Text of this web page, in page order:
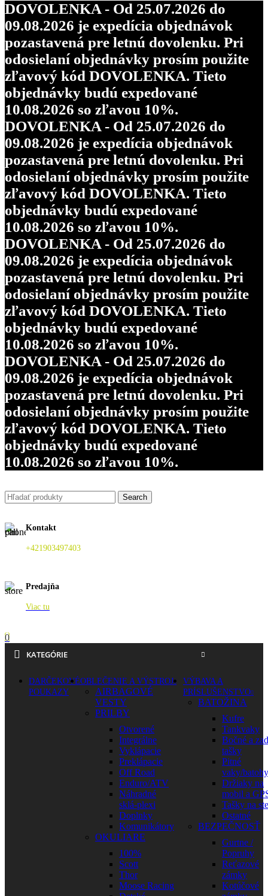
DOVOLENKA - Od 25.07.2026 do
09.08.2026 je expedícia objednávok
pozastavená pre letnú dovolenku. Pri
odosielaní objednávky prosím použite
zľavový kód DOVOLENKA. Tieto
objednávky budú expedované
10.08.2026 so zľavou 10%.
DOVOLENKA - Od 25.07.2026 do
09.08.2026 je expedícia objednávok
pozastavená pre letnú dovolenku. Pri
odosielaní objednávky prosím použite
zľavový kód DOVOLENKA. Tieto
objednávky budú expedované
10.08.2026 so zľavou 10%.
DOVOLENKA - Od 25.07.2026 do
09.08.2026 je expedícia objednávok
pozastavená pre letnú dovolenku. Pri
odosielaní objednávky prosím použite
zľavový kód DOVOLENKA. Tieto
objednávky budú expedované
10.08.2026 so zľavou 10%.
DOVOLENKA - Od 25.07.2026 do
09.08.2026 je expedícia objednávok
pozastavená pre letnú dovolenku. Pri
odosielaní objednávky prosím použite
zľavový kód DOVOLENKA. Tieto
objednávky budú expedované
10.08.2026 so zľavou 10%.
Search
Kontakt
+421903497403
Predajňa
Viac tu
0
KATEGÓRIE
DARČEKOVÉ
POUKAZY
OBLEČENIE A VÝSTROJ
AIRBAGOVÉ
VESTY
PRILBY
Otvorené
Integrálne
Vyklápacie
Preklápacie
Off Road
Enduro/ATV
Náhradné
sklá-plexi
Doplnky
Komunikátory
OKULIARE
100%
Scott
Thor
Moose Racing
VÝBAVA A
PRÍSLUŠENSTVO
BATOŽINA
Kufre
Tankvaky
Bočné a
tašky
Pitné
vaky/batohy
Držiaky na
mobil a
Tašky na
Ostatné
BEZPEČNOSŤ
Gurtne /
Popruhy
Reťazové
zámky
Kotúčové